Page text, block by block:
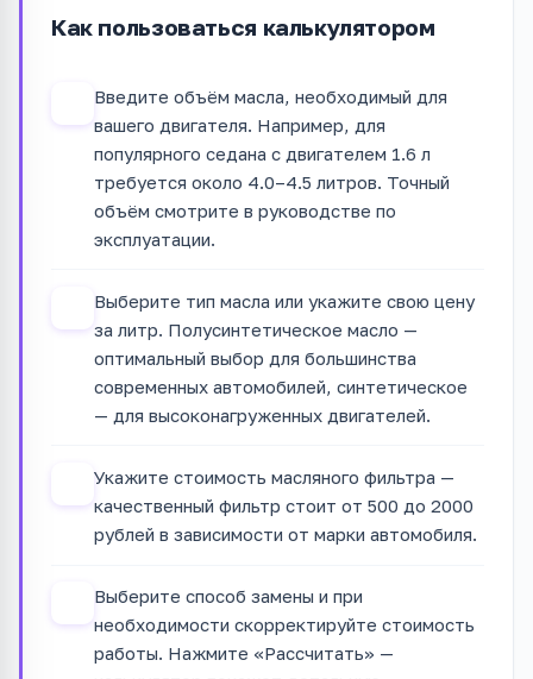
Как пользоваться калькулятором
Введите объём масла, необходимый для
вашего двигателя. Например, для
популярного седана с двигателем 1.6 л
требуется около 4.0–4.5 литров. Точный
объём смотрите в руководстве по
эксплуатации.
Выберите тип масла или укажите свою цену
за литр. Полусинтетическое масло —
оптимальный выбор для большинства
современных автомобилей, синтетическое
— для высоконагруженных двигателей.
Укажите стоимость масляного фильтра —
качественный фильтр стоит от 500 до 2000
рублей в зависимости от марки автомобиля.
Выберите способ замены и при
необходимости скорректируйте стоимость
работы. Нажмите «Рассчитать» —